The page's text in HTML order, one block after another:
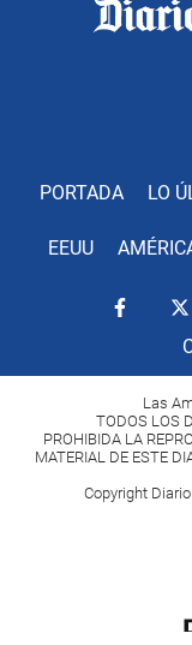
PORTADA LO
EEUU
Las
TODOS LOS
PROHIBIDA LA
MATERIAL DE ESTE
Copyright